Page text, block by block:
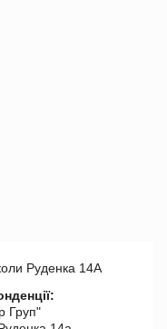
Руденка 14А
Груп"